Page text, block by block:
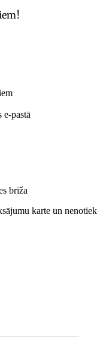
e-pastā
brīža
karte un nenotiek